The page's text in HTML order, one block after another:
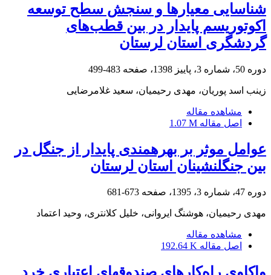
شناسایی معیارها و سنجش سطح توسعه
اکوتوریسم پایدار در بین قطب‌های
گردشگری استان لرستان
دوره 50، شماره 3، پاییز 1398، صفحه 483-499
زینب اسد پوریان، مهدی رحیمیان، سعید غلامرضایی
مشاهده مقاله
اصل مقاله 1.07 M
عوامل موثر بر بهره‏مندی پایدار از جنگل در
بین جنگل‏نشینان استان لرستان
دوره 47، شماره 3، 1395، صفحه 673-681
مهدی رحیمیان، هوشنگ ایروانی، خلیل کلانتری، وحید اعتماد
مشاهده مقاله
اصل مقاله 192.64 K